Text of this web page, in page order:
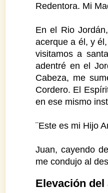
Redentora. Mi
En el Rio
acerque a él, y
visitamos a
adentré en el
Cabeza, me
Cordero. El
en ese mismo
¨Este es mi Hijo
Juan, cayendo
me condujo al
Elevación del